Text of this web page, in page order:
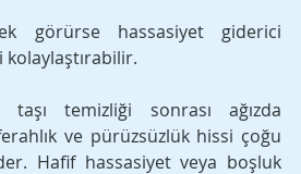
görürse hassasiyet giderici
temizliği sonrası ağızda
ve pürüzsüzlük hissi çoğu
Hafif hassasiyet veya boşluk